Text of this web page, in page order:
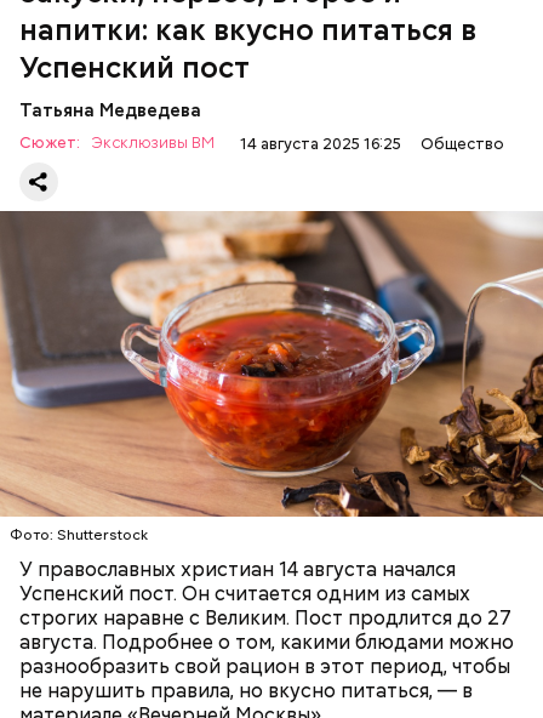
напитки: как вкусно питаться в
Успенский пост
Татьяна Медведева
Сюжет: Эксклюзивы ВМ 14 августа 2025 16:25 Общество
Фото: Shutterstock
У православных христиан 14 августа начался
Успенский пост. Он считается одним из самых
строгих наравне с Великим. Пост продлится до 27
августа. Подробнее о том, какими блюдами можно
разнообразить свой рацион в этот период, чтобы
не нарушить правила, но вкусно питаться, — в
Баклажаны с овощами
ПРАВОСЛАВИЕ ЕДА РЕЦЕПТЫ
Читайте также:Синоптик предупредил о переносе
купального сезона в Москве и Подмосковье